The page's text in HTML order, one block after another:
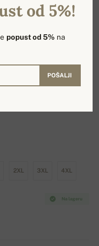
2XL 3XL 4XL
Na lageru
od 5%!
popust od 5% na
POŠALJI